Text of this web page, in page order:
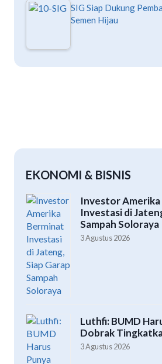
SIG Siap Dukung
Semen Hijau
EKONOMI & BISNIS
Investor
Investasi di
Sampah Soloraya
3 Agustus 2026
Luthfi: BUMD
Dobrak
3 Agustus 2026